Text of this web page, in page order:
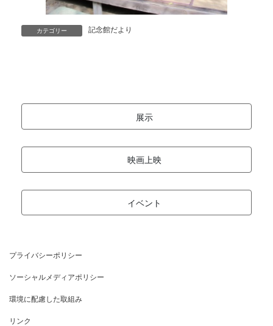
カテゴリー 記念館だより
展示
映画上映
イベント
プライバシーポリシー
ソーシャルメディアポリシー
環境に配慮した取組み
リンク